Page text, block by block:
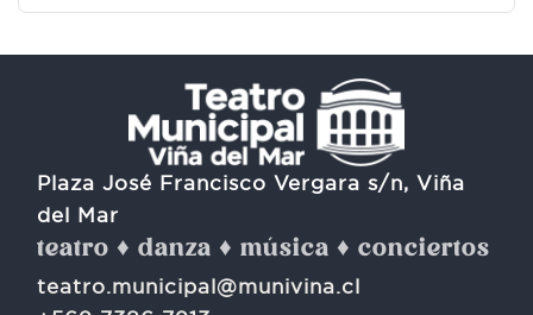
Plaza José Francisco Vergara s/n, Viña
del Mar
teatro ♦ danza ♦ música ♦ conciertos
teatro.municipal@munivina.cl